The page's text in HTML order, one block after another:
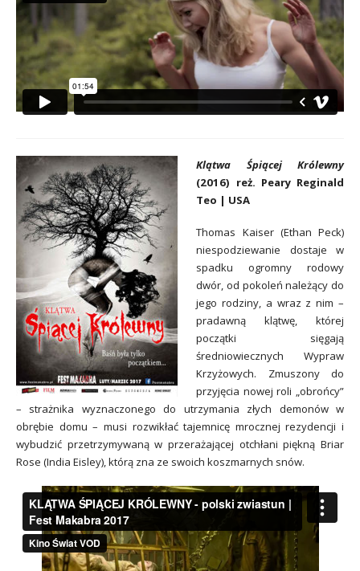
Klątwa Śpiącej Królewny
(2016) reż. Peary Reginald
Teo | USA
Thomas Kaiser (Ethan Peck)
niespodziewanie dostaje w
spadku ogromny rodowy
dwór, od pokoleń należący do
jego rodziny, a wraz z nim –
pradawną klątwę, której
początki sięgają
średniowiecznych Wypraw
Krzyżowych. Zmuszony do
przyjęcia nowej roli „obrońcy”
– strażnika wyznaczonego do utrzymania złych demonów w
obrębie domu – musi rozwikłać tajemnicę mrocznej rezydencji i
wybudzić przetrzymywaną w przerażającej otchłani piękną Briar
Rose (India Eisley), którą zna ze swoich koszmarnych snów.